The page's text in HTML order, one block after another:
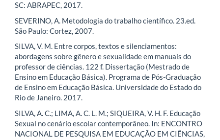
SC: ABRAPEC, 2017.
SEVERINO, A. Metodologia do trabalho científico. 23.ed.
São Paulo: Cortez, 2007.
SILVA, V. M. Entre corpos, textos e silenciamentos:
abordagens sobre gênero e sexualidade em manuais do
professor de ciências. 122 f. Dissertação (Mestrado de
Ensino em Educação Básica). Programa de Pós-Graduação
de Ensino em Educação Básica. Universidade do Estado do
Rio de Janeiro. 2017.
SILVA, A. C.; LIMA, A. C. L. M.; SIQUEIRA, V. H. F. Educação
Sexual no cenário escolar contemporâneo. In: ENCONTRO
NACIONAL DE PESQUISA EM EDUCAÇÃO EM CIÊNCIAS,